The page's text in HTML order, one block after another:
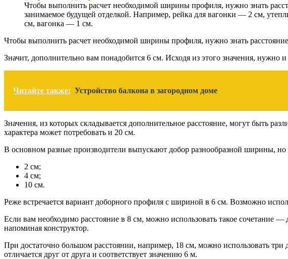
Чтобы выполнить расчет необходимой ширины профиля, нужно знать
занимаемое будущей отделкой. Например, рейка для вагонки — 2 см,
см, вагонка — 1 см.
Чтобы выполнить расчет необходимой ширины профиля, нужно знать
Значит, дополнительно вам понадобится 6 см. Исходя из этого значения, нужно
Читайте также: Устройство балкона в загородном доме
Значения, из которых складывается дополнительное расстояние, могут быть
характера может потребовать и 20 см.
В основном разные производители выпускают добор разнообразной ширины,
2 см;
4 см;
10 см.
Реже встречается вариант доборного профиля с шириной в 6 см. Возможно
Если вам необходимо расстояние в 8 см, можно использовать такое
напоминая конструктор.
При достаточно большом расстоянии, например, 18 см, можно использовать
отличается друг от друга и соответствует значению 6 м.